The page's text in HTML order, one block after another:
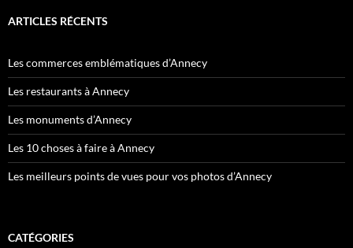
ARTICLES RÉCENTS
Les commerces emblématiques d’Annecy
Les restaurants à Annecy
Les monuments d’Annecy
Les 10 choses à faire à Annecy
Les meilleurs points de vues pour vos photos d’Annecy
CATÉGORIES